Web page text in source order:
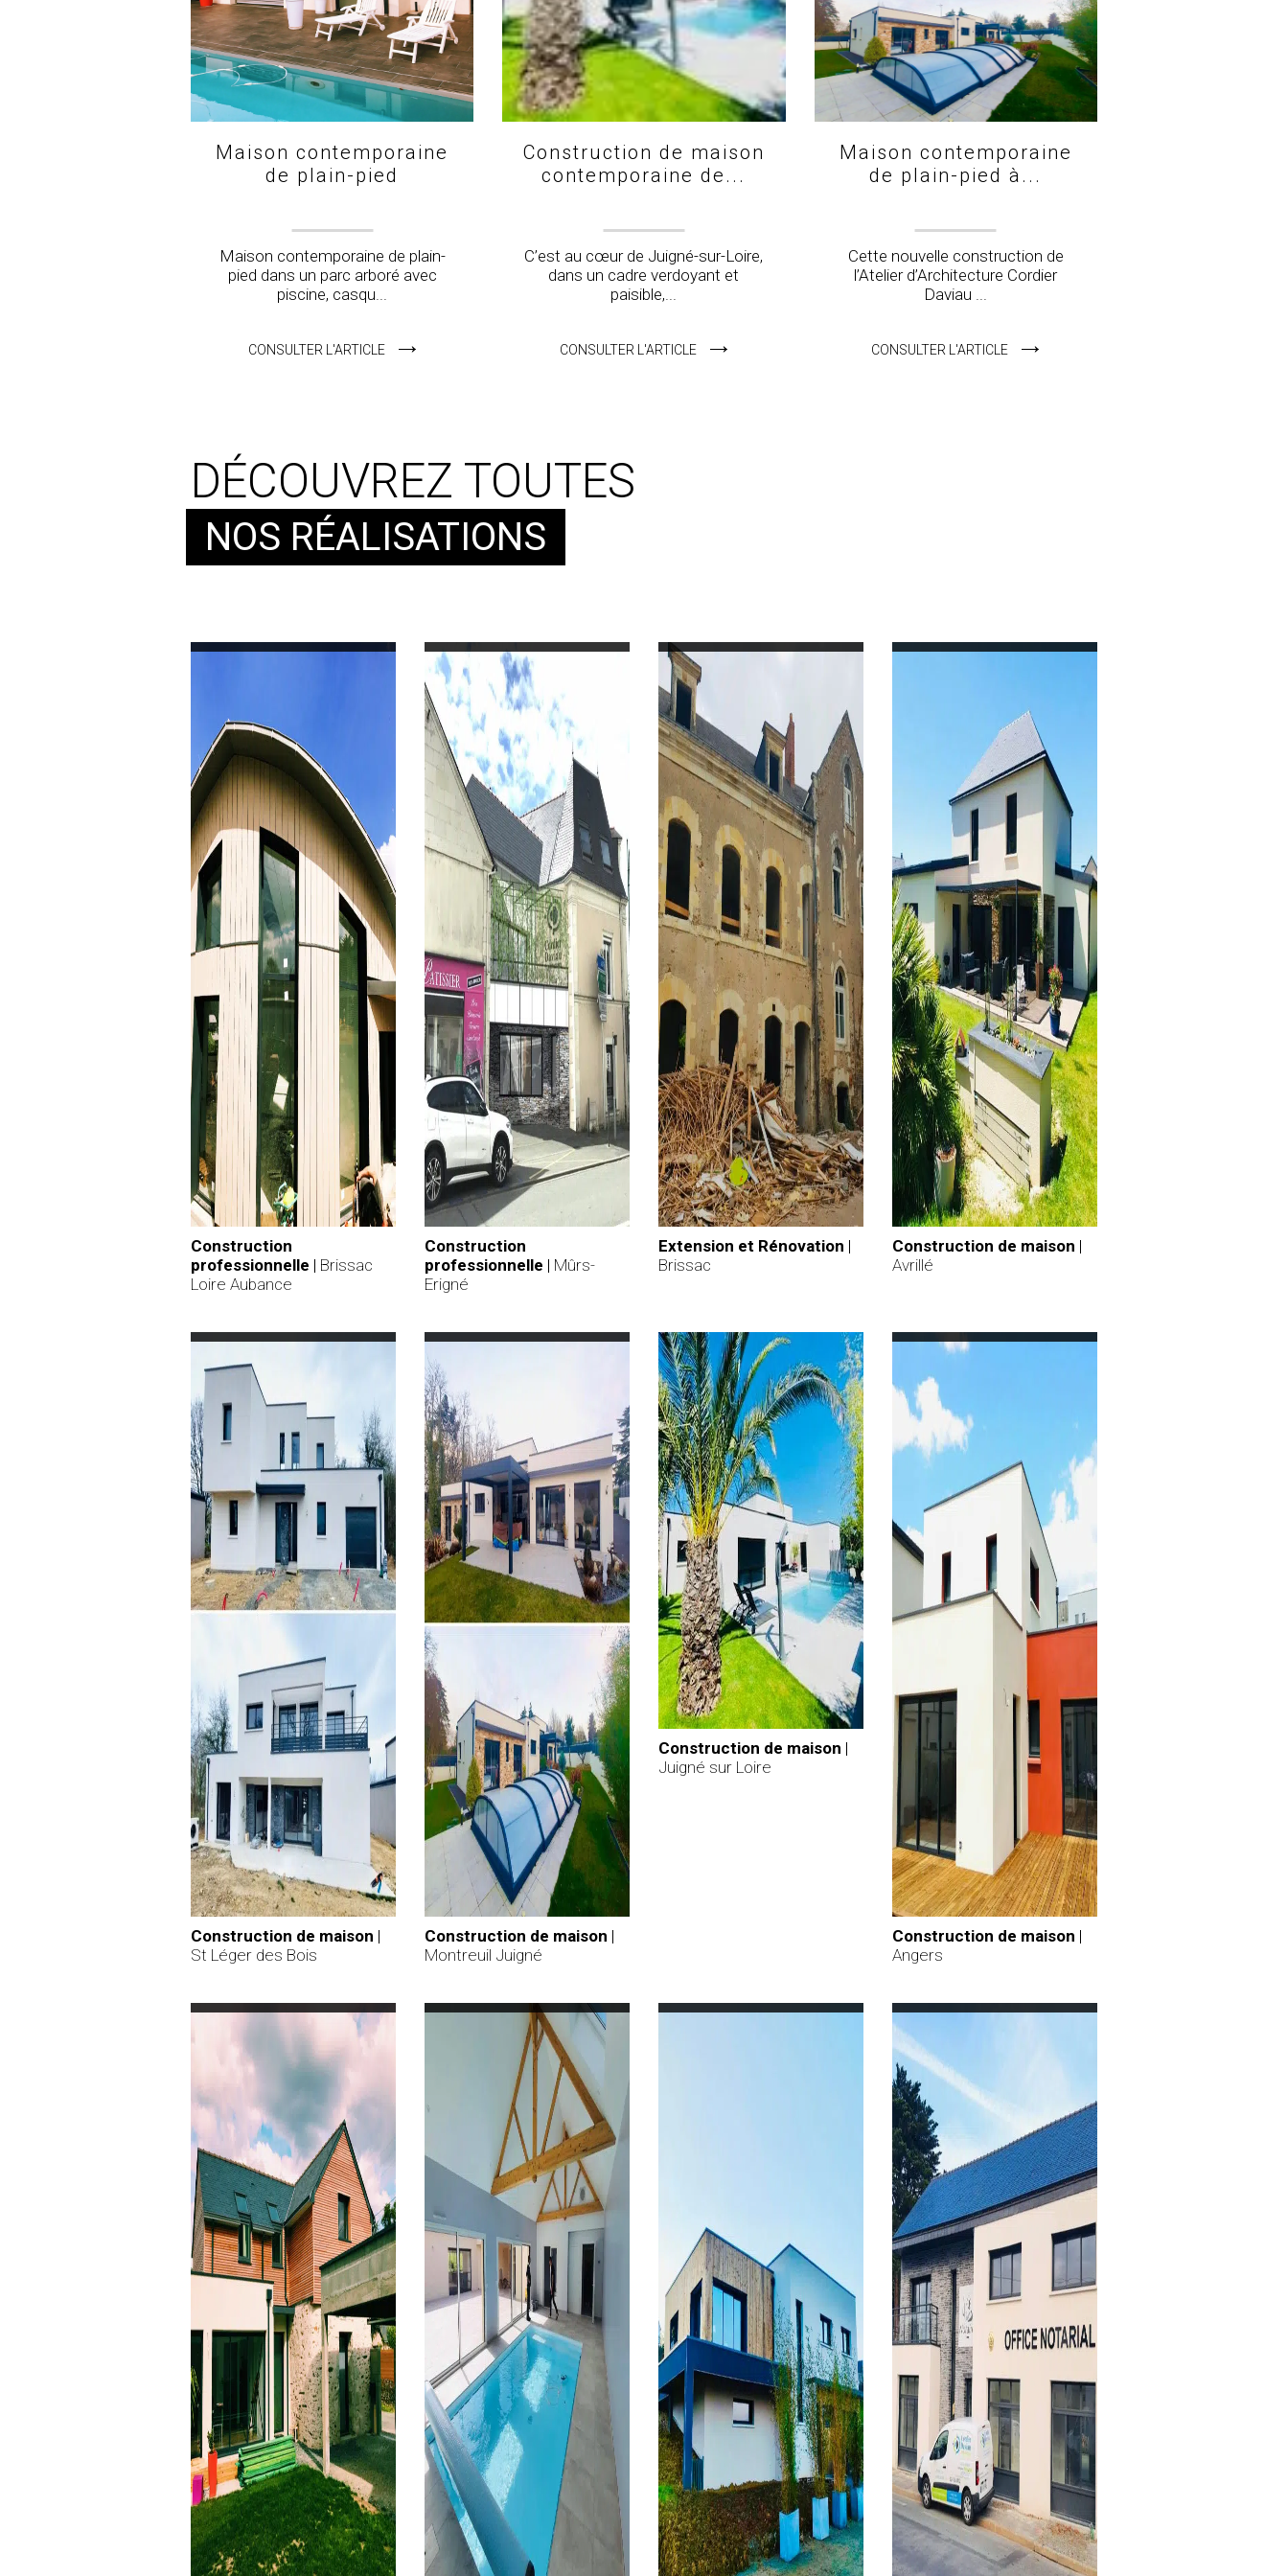
Maison contemporaine
de plain-pied
Maison contemporaine de plain-
pied dans un parc arboré avec
piscine, casqu...
CONSULTER L'ARTICLE
Construction de maison
contemporaine de...
C’est au cœur de Juigné-sur-Loire,
dans un cadre verdoyant et
paisible,...
CONSULTER L'ARTICLE
Maison contemporaine
de plain-pied à...
Cette nouvelle construction de
l’Atelier d’Architecture Cordier
Daviau ...
CONSULTER L'ARTICLE
DÉCOUVREZ TOUTES
NOS RÉALISATIONS
Construction
professionnelle | Brissac
Loire Aubance
Construction
professionnelle | Mûrs-
Erigné
Extension et Rénovation |
Brissac
Construction de maison |
Avrillé
Construction de maison |
St Léger des Bois
Construction de maison |
Montreuil Juigné
Construction de maison |
Juigné sur Loire
Construction de maison |
Angers